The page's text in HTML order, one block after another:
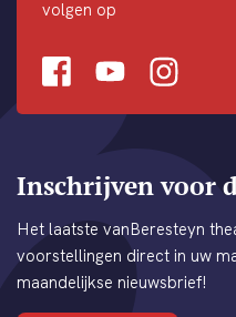
volgen op
FacebookYoutube
Inschrijven voor
Het laatste vanBeresteyn
voorstellingen direct in uw
maandelijkse nieuwsbrief!